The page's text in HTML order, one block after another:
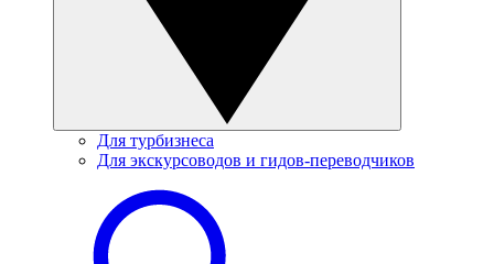
Для турбизнеса
Для экскурсоводов и гидов-переводчиков